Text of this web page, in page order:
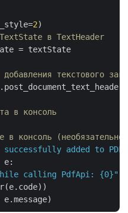
2)
в TextHeader
= textState
текстового
в консоль
в консоль (необязательно)
successfully added to
e:
calling PdfApi: {0}"